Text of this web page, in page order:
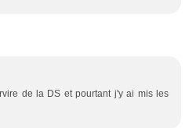
de la DS et pourtant j'y ai mis les